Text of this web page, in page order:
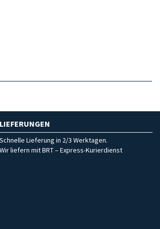
LIEFERUNGEN
Schnelle Lieferung in 2/3 Werktagen.
Wir liefern mit BRT – Express-Kurierdienst